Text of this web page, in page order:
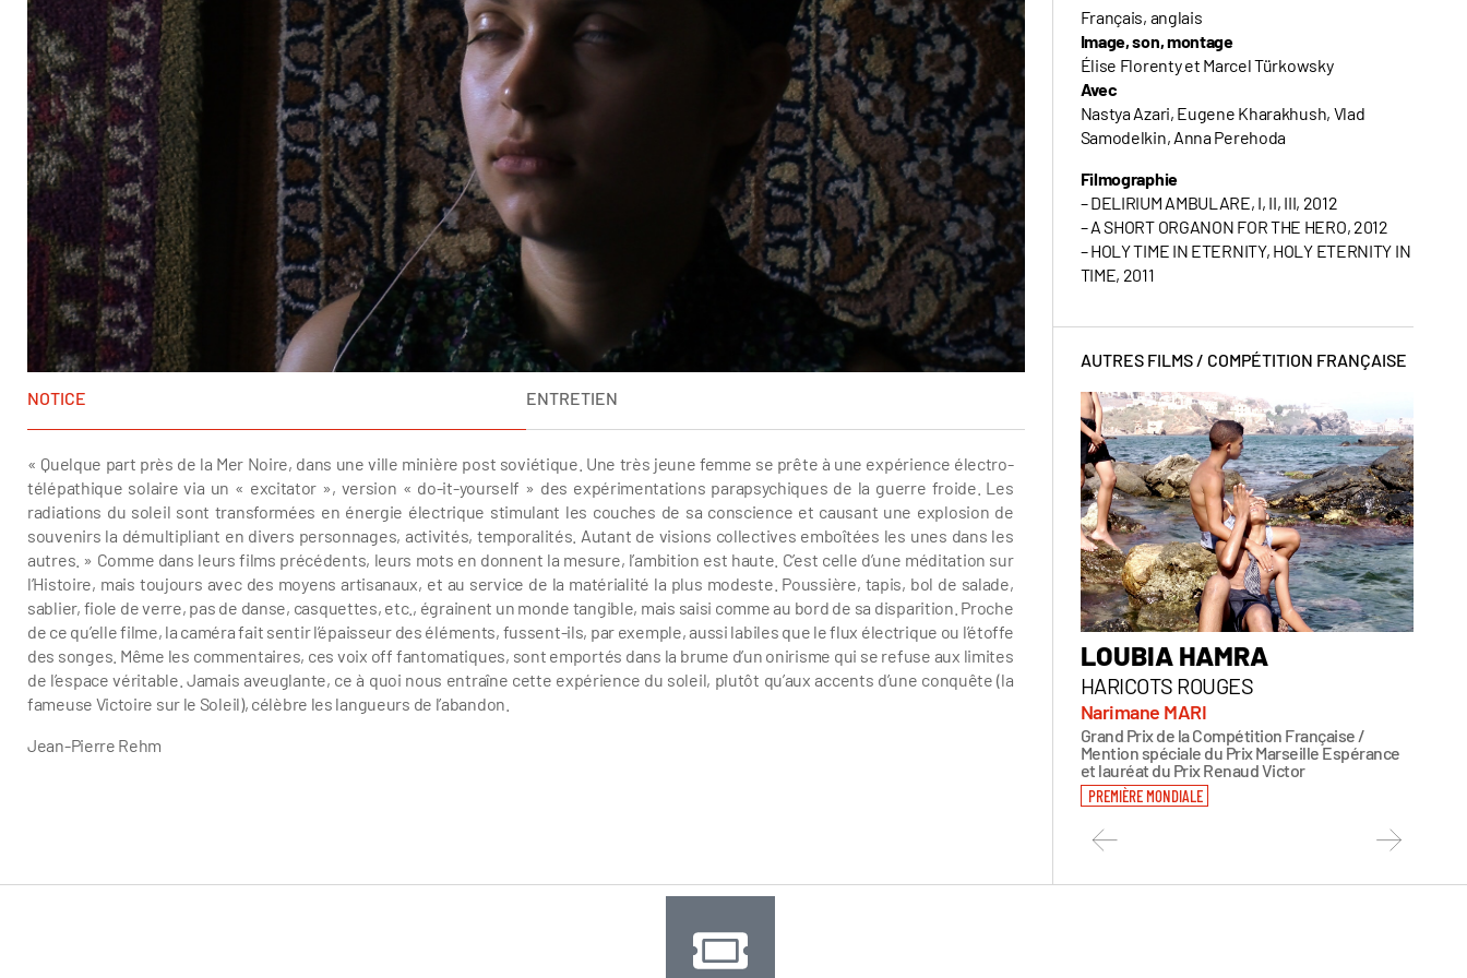
NOTICE ENTRETIEN
« Quelque part près de la Mer Noire, dans une ville minière post soviétique. Une très jeune femme se prête à une expérience électro-
télépathique solaire via un « excitator », version « do-it-yourself » des expérimentations parapsychiques de la guerre froide. Les
radiations du soleil sont transformées en énergie électrique stimulant les couches de sa conscience et causant une explosion de
souvenirs la démultipliant en divers personnages, activités, temporalités. Autant de visions collectives emboîtées les unes dans les
autres. » Comme dans leurs films précédents, leurs mots en donnent la mesure, l’ambition est haute. C’est celle d’une méditation sur
l’Histoire, mais toujours avec des moyens artisanaux, et au service de la matérialité la plus modeste. Poussière, tapis, bol de salade,
sablier, fiole de verre, pas de danse, casquettes, etc., égrainent un monde tangible, mais saisi comme au bord de sa disparition. Proche
de ce qu’elle filme, la caméra fait sentir l’épaisseur des éléments, fussent-ils, par exemple, aussi labiles que le flux électrique ou l’étoffe
des songes. Même les commentaires, ces voix off fantomatiques, sont emportés dans la brume d’un onirisme qui se refuse aux limites
de l’espace véritable. Jamais aveuglante, ce à quoi nous entraîne cette expérience du soleil, plutôt qu’aux accents d’une conquête (la
fameuse Victoire sur le Soleil), célèbre les langueurs de l’abandon.
Jean-Pierre Rehm
Français, anglais
Image, son, montage
Élise Florenty et Marcel Türkowsky
Avec
Nastya Azari, Eugene Kharakhush, Vlad
Samodelkin, Anna Perehoda
Filmographie
– DELIRIUM AMBULARE, I, II, III, 2012
– A SHORT ORGANON FOR THE HERO, 2012
– HOLY TIME IN ETERNITY, HOLY ETERNITY IN
TIME, 2011
AUTRES FILMS / COMPÉTITION FRANÇAISE
LOUBIA HAMRA
HARICOTS ROUGES
Narimane MARI
Grand Prix de la Compétition Française /
Mention spéciale du Prix Marseille Espérance
et lauréat du Prix Renaud Victor
PREMIÈRE MONDIALE